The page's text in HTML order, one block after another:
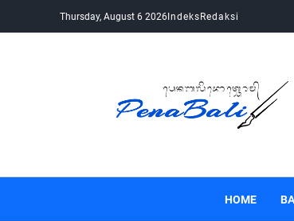
Thursday, August 6 2026IndeksRedaksi
HOME